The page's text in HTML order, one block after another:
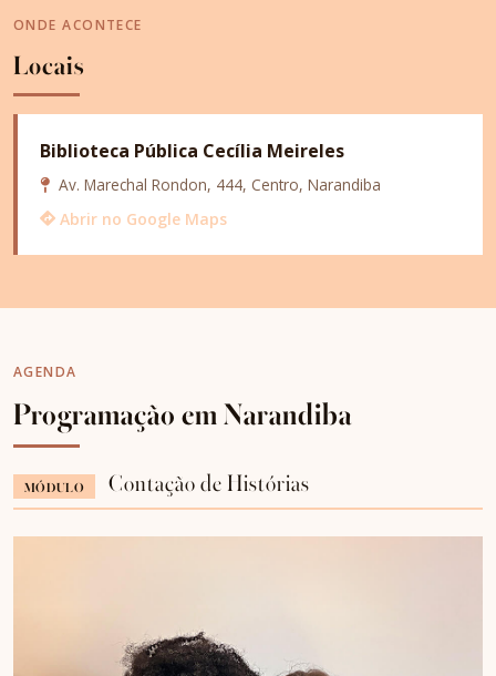
ONDE ACONTECE
Locais
Biblioteca Pública Cecília Meireles
Av. Marechal Rondon, 444, Centro, Narandiba
Abrir no Google Maps
AGENDA
Programação em Narandiba
MÓDULO Contação de Histórias